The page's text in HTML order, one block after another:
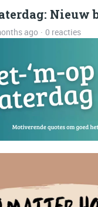
Nieuw
ago 0 reacties